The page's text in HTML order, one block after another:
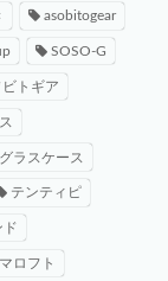
asobitogear
SOSO-G
ビトギア
グラスケース
テンティピ
ド
ロフト